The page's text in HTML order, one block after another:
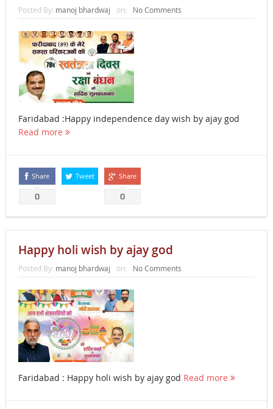
Posted By: manoj bhardwaj on: No Comments
Faridabad :Happy independence day wish by ajay god
Read more
Share
0
Tweet Share
0
Happy holi wish by ajay god
Posted By: manoj bhardwaj on: No Comments
Faridabad : Happy holi wish by ajay god Read more